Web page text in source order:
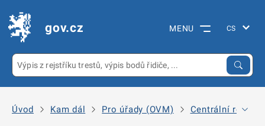
gov.cz MENU
Úvod Kam dál Pro úřady (OVM) Centrální registr